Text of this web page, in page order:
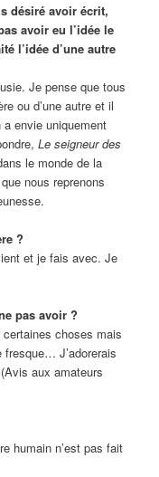
désiré avoir écrit,
avoir eu l’idée le
l’idée d’une autre
Je pense que tous
ou d’une autre et il
a envie uniquement
Le seigneur des
le monde de la
nous reprenons
?
et je fais avec. Je
pas avoir ?
choses mais
fresque… J’adorerais
aux amateurs
humain n’est pas fait